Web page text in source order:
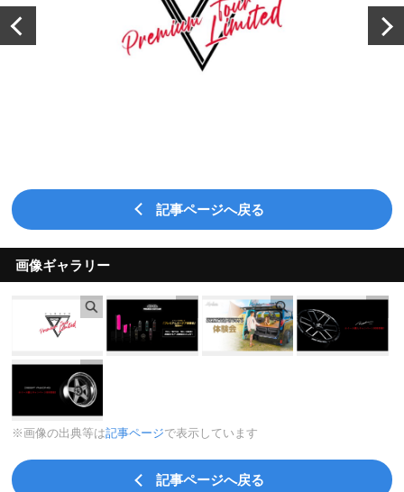
記事ページへ戻る
画像ギャラリー
※画像の出典等は記事ページで表示しています
記事ページへ戻る